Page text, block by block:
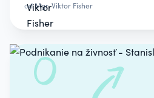
odMgr. Viktor Fisher